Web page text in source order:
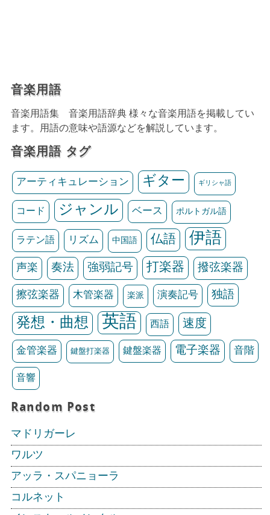
音楽用語
音楽用語集 音楽用語辞典 様々な音楽用語を掲載してい
ます。用語の意味や語源などを解説しています。
音楽用語 タグ
アーティキュレーション ギター ギリシャ語
コード ジャンル ベース ポルトガル語
ラテン語 リズム 中国語 仏語 伊語
声楽 奏法 強弱記号 打楽器 撥弦楽器
擦弦楽器 木管楽器 楽派 演奏記号 独語
発想・曲想 英語 西語 速度
金管楽器 鍵盤打楽器 鍵盤楽器 電子楽器 音階
音響
Random Post
マドリガーレ
ワルツ
アッラ・スパニョーラ
コルネット